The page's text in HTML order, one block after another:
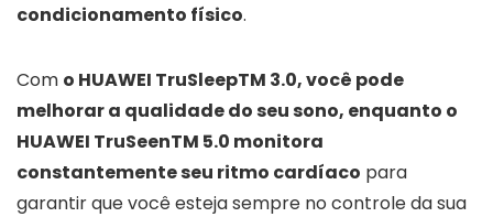
condicionamento físico.
Com o HUAWEI TruSleepTM 3.0, você pode
melhorar a qualidade do seu sono, enquanto o
HUAWEI TruSeenTM 5.0 monitora
constantemente seu ritmo cardíaco para
garantir que você esteja sempre no controle da sua